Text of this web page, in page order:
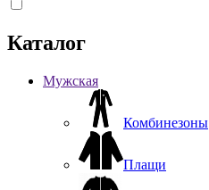
Каталог
Мужская
Комбинезоны
Плащи